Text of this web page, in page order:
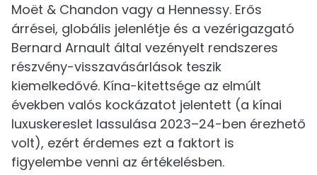
Moët & Chandon vagy a Hennessy. Erős
árrései, globális jelenlétje és a vezérigazgató
Bernard Arnault által vezényelt rendszeres
részvény-visszavásárlások teszik
kiemelkedővé. Kína-kitettsége az elmúlt
években valós kockázatot jelentett (a kínai
luxuskereslet lassulása 2023–24-ben érezhető
volt), ezért érdemes ezt a faktort is
figyelembe venni az értékelésben.